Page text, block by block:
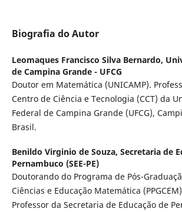
Biografia do Autor
Leomaques Francisco Silva Bernardo,
de Campina Grande - UFCG
Doutor em Matemática (UNICAMP).
Centro de Ciência e Tecnologia (CCT) da
Federal de Campina Grande (UFCG),
Brasil.
Benildo Virginio de Souza, Secretaria de
Pernambuco (SEE-PE)
Doutorando do Programa de Pós-
Ciências e Educação Matemática
Professor da Secretaria de Educação de